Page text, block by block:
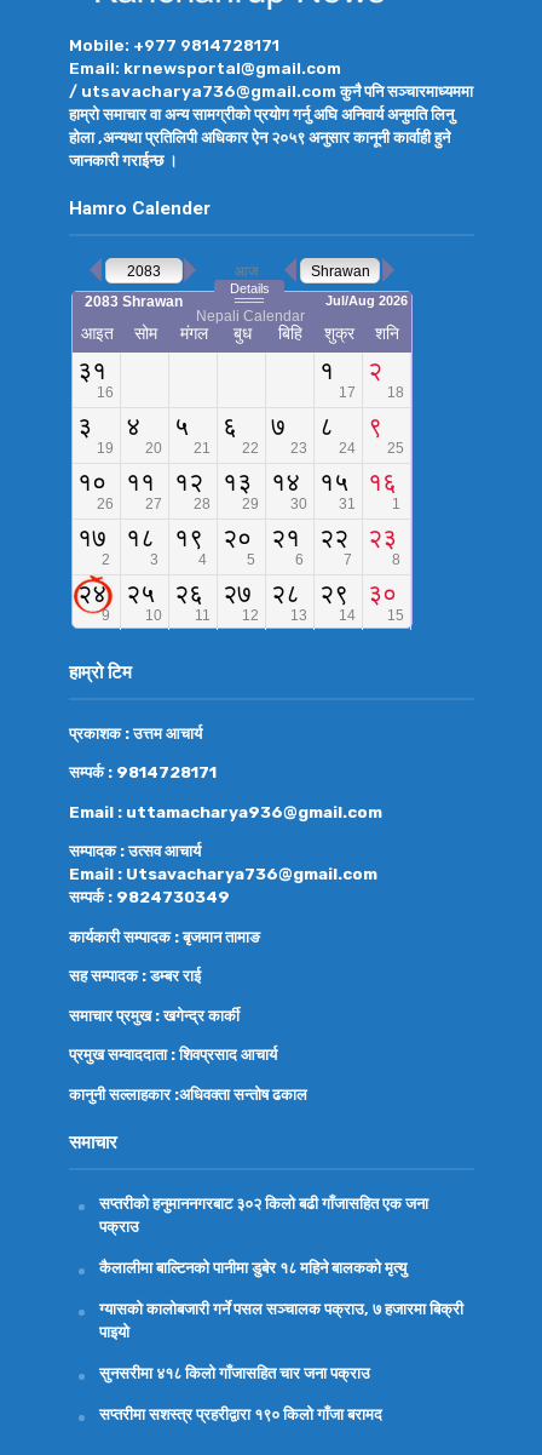
Mobile: +977 9814728171
Email: krnewsportal@gmail.com
/ utsavacharya736@gmail.com कुनै पनि सञ्चारमाध्यममा
हाम्रो समाचार वा अन्य सामग्रीको प्रयोग गर्नु अघि अनिवार्य अनुमति लिनु
होला ,अन्यथा प्रतिलिपी अधिकार ऐन २०५९ अनुसार कानूनी कार्वाही हुने
जानकारी गराईन्छ ।
Hamro Calender
हाम्रो टिम
प्रकाशक : उत्तम आचार्य
सम्पर्क : 9814728171
Email : uttamacharya936@gmail.com
सम्पादक : उत्सव आचार्य
Email : Utsavacharya736@gmail.com
सम्पर्क : 9824730349
कार्यकारी सम्पादक : बृजमान तामाङ
सह सम्पादक : डम्बर राई
समाचार प्रमुख : खगेन्द्र कार्की
प्रमुख सम्वाददाता : शिवप्रसाद आचार्य
कानुनी सल्लाहकार :अधिवक्तासन्तोष ढकाल
समाचार
सप्तरीको हनुमाननगरबाट ३०२ किलो बढी गाँजासहित एक जना
पक्राउ
कैलालीमा बाल्टिनको पानीमा डुबेर १८ महिने बालकको मृत्यु
ग्यासको कालोबजारी गर्ने पसल सञ्चालक पक्राउ, ७ हजारमा बिक्री
पाइयो
सुनसरीमा ४१८ किलो गाँजासहित चार जना पक्राउ
सप्तरीमा सशस्त्र प्रहरीद्वारा १९० किलो गाँजा बरामद